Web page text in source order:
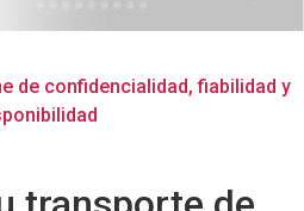
de confidencialidad, fiabilidad y